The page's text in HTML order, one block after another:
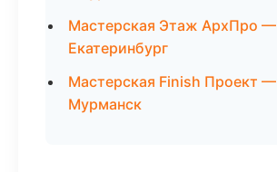
Мастерская Этаж АрхПро —
Екатеринбург
Мастерская Finish Проект —
Мурманск